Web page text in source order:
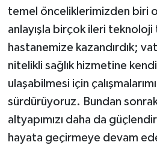
temel önceliklerimizden biri
anlayışla birçok ileri teknoloji
hastanemize kazandırdık;
nitelikli sağlık hizmetine
ulaşabilmesi için
sürdürüyoruz. Bundan
altyapımızı daha da
hayata geçirmeye devam